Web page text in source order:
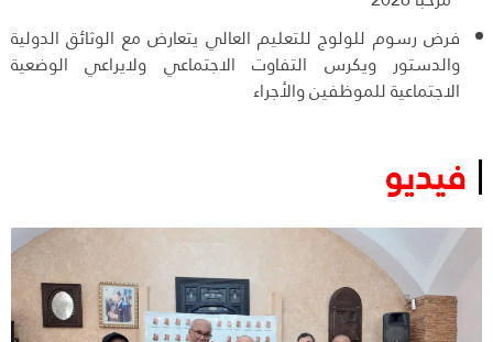
فرض رسوم للولوج للتعليم العالي يتعارض مع الوثائق الدولية
والدستور ويكرس التفاوت الاجتماعي ولايراعي الوضعية
الاجتماعية للموظفين والأجراء
فيديو